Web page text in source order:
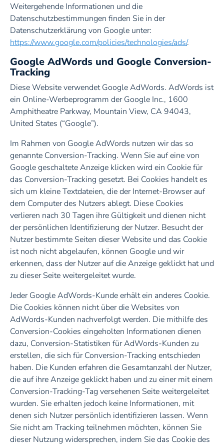
Weitergehende Informationen und die
Datenschutzbestimmungen finden Sie in der
Datenschutzerklärung von Google unter:
https://www.google.com/policies/technologies/ads/.
Google AdWords und Google Conversion-
Tracking
Diese Website verwendet Google AdWords. AdWords ist
ein Online-Werbeprogramm der Google Inc., 1600
Amphitheatre Parkway, Mountain View, CA 94043,
United States (“Google”).
Im Rahmen von Google AdWords nutzen wir das so
genannte Conversion-Tracking. Wenn Sie auf eine von
Google geschaltete Anzeige klicken wird ein Cookie für
das Conversion-Tracking gesetzt. Bei Cookies handelt es
sich um kleine Textdateien, die der Internet-Browser auf
dem Computer des Nutzers ablegt. Diese Cookies
verlieren nach 30 Tagen ihre Gültigkeit und dienen nicht
der persönlichen Identifizierung der Nutzer. Besucht der
Nutzer bestimmte Seiten dieser Website und das Cookie
ist noch nicht abgelaufen, können Google und wir
erkennen, dass der Nutzer auf die Anzeige geklickt hat und
zu dieser Seite weitergeleitet wurde.
Jeder Google AdWords-Kunde erhält ein anderes Cookie.
Die Cookies können nicht über die Websites von
AdWords-Kunden nachverfolgt werden. Die mithilfe des
Conversion-Cookies eingeholten Informationen dienen
dazu, Conversion-Statistiken für AdWords-Kunden zu
erstellen, die sich für Conversion-Tracking entschieden
haben. Die Kunden erfahren die Gesamtanzahl der Nutzer,
die auf ihre Anzeige geklickt haben und zu einer mit einem
Conversion-Tracking-Tag versehenen Seite weitergeleitet
wurden. Sie erhalten jedoch keine Informationen, mit
denen sich Nutzer persönlich identifizieren lassen. Wenn
Sie nicht am Tracking teilnehmen möchten, können Sie
dieser Nutzung widersprechen, indem Sie das Cookie des